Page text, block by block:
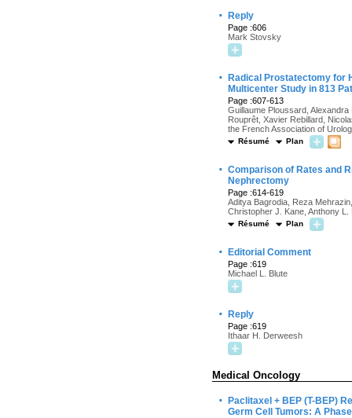
· Reply
Page :606
Mark Stovsky
·
Radical Prostatectomy for
Multicenter Study in 813
Page :607-613
Guillaume Ploussard,
Rouprêt, Xavier Rebillard,
the French Association of
Résumé Plan
· Comparison of Rates and
Nephrectomy
Page :614-619
Aditya Bagrodia, Reza
Christopher J. Kane, Anthony
Résumé Plan
· Editorial Comment
Page :619
Michael L. Blute
· Reply
Page :619
Ithaar H. Derweesh
Medical Oncology
·
Paclitaxel + BEP (T-BEP)
Germ Cell Tumors: A